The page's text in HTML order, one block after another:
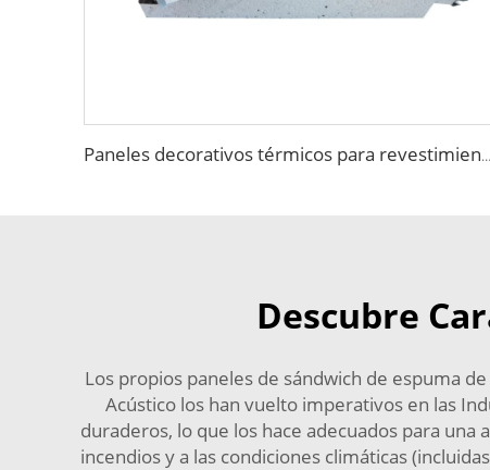
Paneles decorativos térmicos para revestimiento exterior de paredes panel estructural aislado Panel de Arena Foam
Descubre
Los propios paneles de sándwich de espuma
Acústico los han vuelto imperativos en las
duraderos, lo que los hace adecuados para
incendios y a las condiciones climáticas